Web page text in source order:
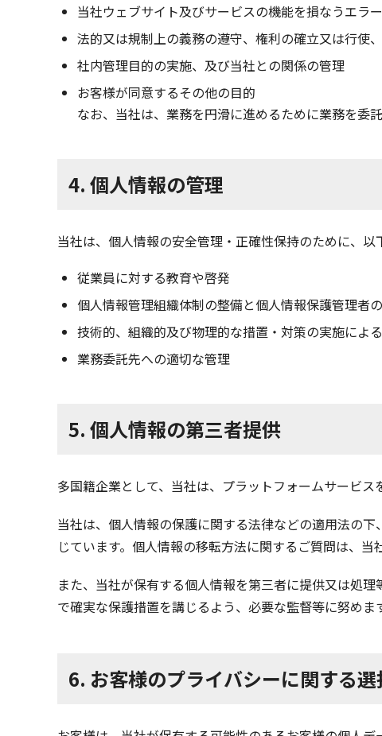
当社ウェブサイト及びサービスの機能を損なうエラ
法的又は規制上の義務の遵守、権利の確立又は行使
社内管理目的の実施、及び当社との関係の管理
お客様が同意するその他の目的
なお、当社は、業務を円滑に進めるために業務を委
4. 個人情報の管理
当社は、個人情報の安全管理・正確性保持のために、以
従業員に対する教育や啓発
個人情報管理組織体制の整備と個人情報保護管理者
技術的、組織的及び物理的な措置・対策の実施によ
業務委託先への適切な管理
5. 個人情報の第三者提供
多国籍企業として、当社は、プラットフォームサービ
当社は、個人情報の保護に関する法律などの適用法の
じています。個人情報の移転方法に関するご質問は、当
また、当社が保有する個人情報を第三者に提供又は処
で確実な保護措置を講じるよう、必要な監督等に努めま
6. お客様のプライバシーに関する選